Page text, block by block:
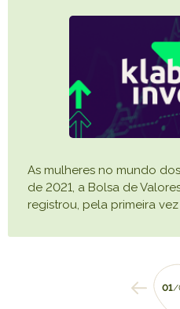
As mulheres no mundo
de 2021, a Bolsa de
registrou, pela primeira
01/